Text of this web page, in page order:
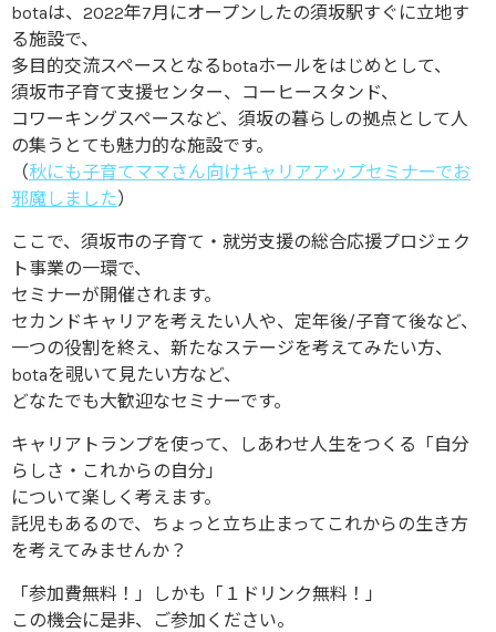
botaは、2022年7月にオープンしたの須坂駅すぐに立地す
る施設で、
多目的交流スペースとなるbotaホールをはじめとして、
須坂市子育て支援センター、コーヒースタンド、
コワーキングスペースなど、須坂の暮らしの拠点として人
の集うとても魅力的な施設です。
（秋にも子育てママさん向けキャリアアップセミナーでお
邪魔しました）
ここで、須坂市の子育て・就労支援の総合応援プロジェク
ト事業の一環で、
セミナーが開催されます。
セカンドキャリアを考えたい人や、定年後/子育て後など、
一つの役割を終え、新たなステージを考えてみたい方、
botaを覗いて見たい方など、
どなたでも大歓迎なセミナーです。
キャリアトランプを使って、しあわせ人生をつくる「自分
らしさ・これからの自分」
について楽しく考えます。
託児もあるので、ちょっと立ち止まってこれからの生き方
を考えてみませんか？
「参加費無料！」しかも「１ドリンク無料！」
この機会に是非、ご参加ください。